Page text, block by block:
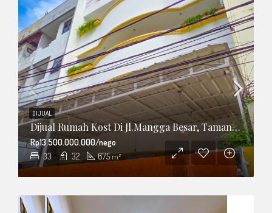
Dijual Rumah Kost Di Jl.Mangga Besar, Taman Sari, Jakarta Barat
33 32 675 m²
Rp13.500.000.000/nego
DIJUAL